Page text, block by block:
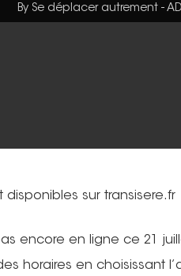
By Se déplacer autrement -
disponibles sur transisere.fr
encore en ligne ce 21
horaires en choisissant